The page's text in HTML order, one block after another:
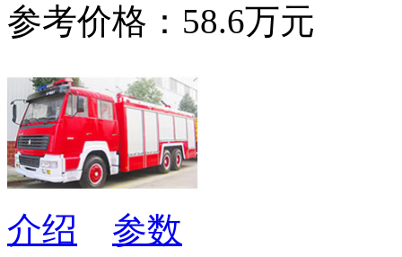
参考价格：58.6万元
介绍
参数